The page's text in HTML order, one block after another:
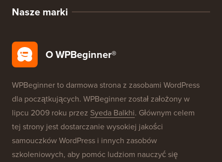
Nasze marki
O WPBeginner®
WPBeginner to darmowa strona z zasobami WordPress
dla początkujących. WPBeginner został założony w
lipcu 2009 roku przez Syeda Balkhi. Głównym celem
tej strony jest dostarczanie wysokiej jakości
samouczków WordPress i innych zasobów
szkoleniowych, aby pomóc ludziom nauczyć się